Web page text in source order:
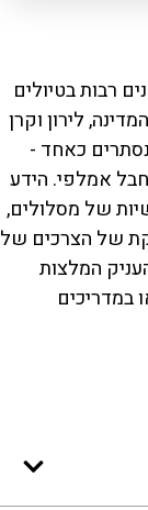
רבות בטיולים
לירון וקרן
כאחד -
אמלפי. הידע
של מסלולים,
של הצרכים של
המלצות
במדריכים